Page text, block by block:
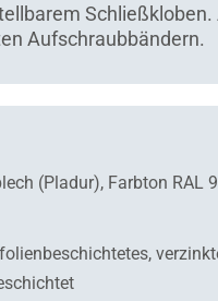
Schließkloben.
Aufschraubbändern.
(Pladur), Farbton RAL